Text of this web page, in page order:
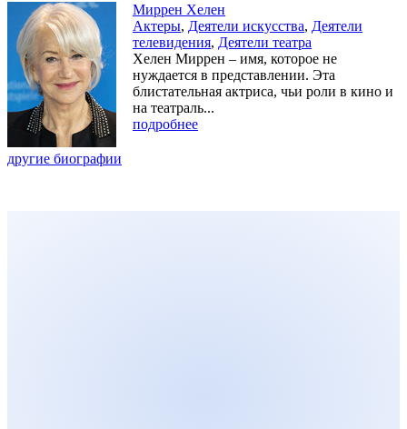
Миррен Хелен
Актеры, Деятели искусства, Деятели
телевидения, Деятели театра
Хелен Миррен – имя, которое не
нуждается в представлении. Эта
блистательная актриса, чьи роли в кино и
на театраль...
подробнее
другие биографии